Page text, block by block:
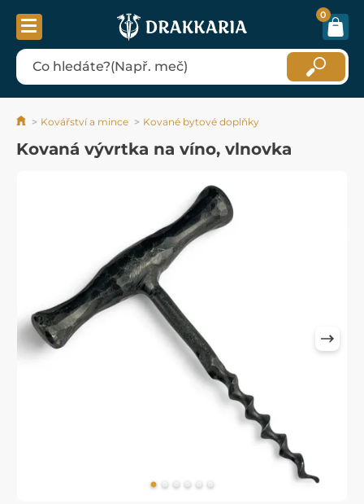
0
Kovářství a mince Kované bytové doplňky
Kovaná vývrtka na víno, vlnovka